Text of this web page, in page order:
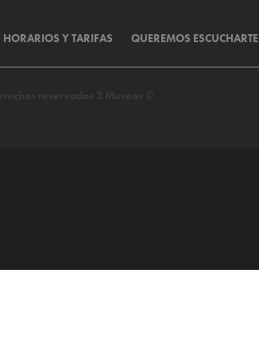
HORARIOS Y TARIFAS QUEREMOS ESCUCHARTE